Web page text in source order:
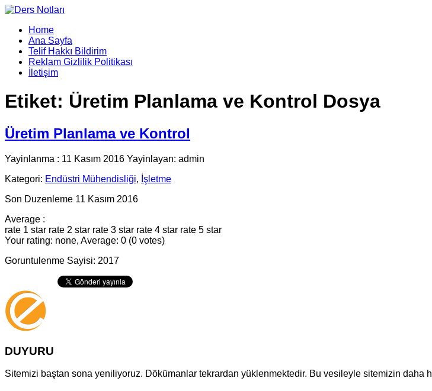
Home
Ana Sayfa
Telif Hakkı Bildirim
Reklam Gizlilik Politikası
İletişim
Etiket: Üretim Planlama ve Kontrol Dosya
Üretim Planlama ve Kontrol
Yayinlanma : 11 Kasım 2016 Yayinlayan: admin
Kategori: Endüstri Mühendisliği, İşletme
Son Duzenleme 11 Kasım 2016
Average :
rate 1 star rate 2 star rate 3 star rate 4 star rate 5 star
Your rating: none, Average: 0 (0 votes)
Goruntulenme Sayisi: 2017
DUYURU
Sitemizi baştan sona yeniliyoruz. Dökümanlar tekrardan yüklenmektedir. Bu vesileyle sitemizin daha